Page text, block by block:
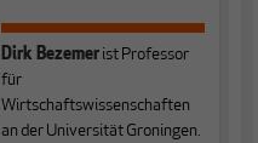
Dirk Bezemerist Professor
für
Wirtschaftswissenschaften
an der Universität Groningen.